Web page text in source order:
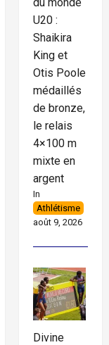
U20 :
Shaikira
King et
Otis Poole
médaillés
de bronze,
le relais
4×100 m
mixte en
argent
In
Athlétisme
août 9, 2026
Divine